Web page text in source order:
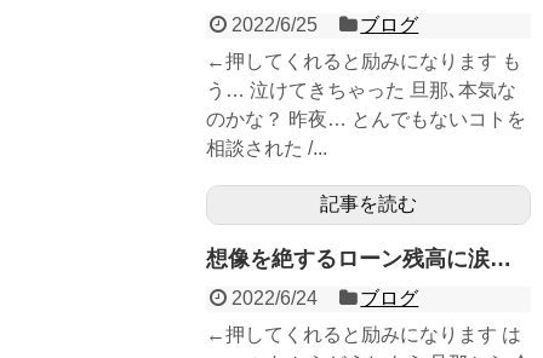
2022/6/25
ブログ
←押してくれると励みになります も
う… 泣けてきちゃった 旦那､本気な
のかな？ 昨夜… とんでもないコトを
相談された /...
記事を読む
想像を絶するローン残高に涙…
2022/6/24
ブログ
←押してくれると励みになります は